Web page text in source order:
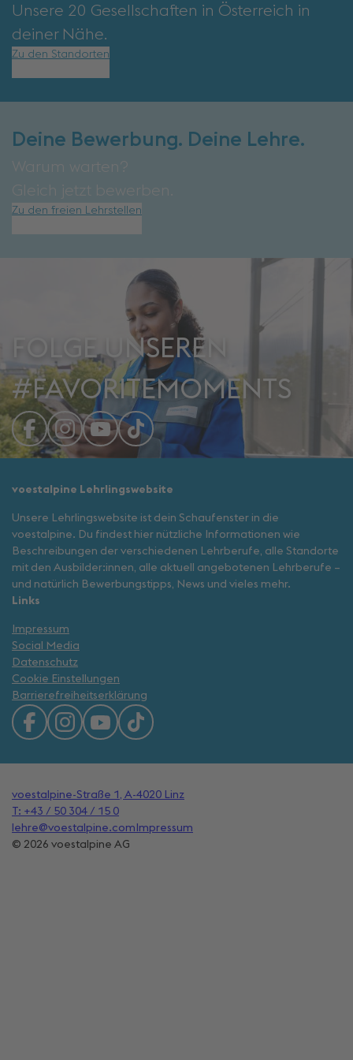
Unsere 20 Gesellschaften in Österreich in
deiner Nähe.
Zu den Standorten
Deine Bewerbung. Deine Lehre.
Warum warten?
Gleich jetzt bewerben.
Zu den freien Lehrstellen
FOLGE UNSEREN
#FAVORITEMOMENTS
voestalpine Lehrlingswebsite
Unsere Lehrlingswebsite ist dein Schaufenster in die
voestalpine. Du findest hier nützliche Informationen wie
Beschreibungen der verschiedenen Lehrberufe, alle Standorte
mit den Ausbilder:innen, alle aktuell angebotenen Lehrberufe –
und natürlich Bewerbungstipps, News und vieles mehr.
Links
Impressum
Social Media
Datenschutz
Cookie Einstellungen
Barrierefreiheitserklärung
© 2026 voestalpine AG
voestalpine-Straße 1, A-4020 Linz
T: +43 / 50 304 / 15 0
lehre@voestalpine.com Impressum